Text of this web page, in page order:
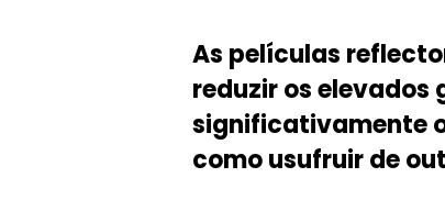
As películas
reduzir os elevados
significativamente
como usufruir de